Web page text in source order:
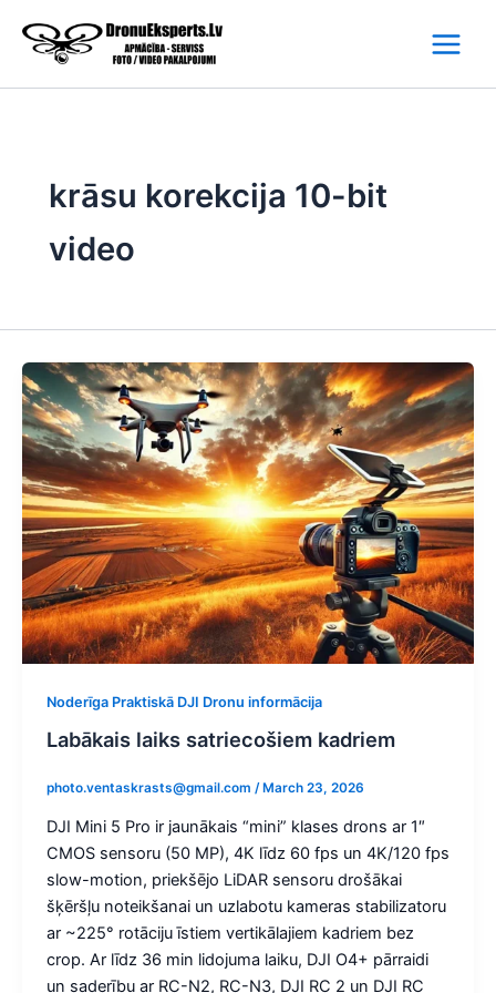
content
krāsu korekcija 10-bit
video
Noderīga Praktiskā DJI Dronu informācija
Labākais laiks satriecošiem kadriem
photo.ventaskrasts@gmail.com / March 23, 2026
DJI Mini 5 Pro ir jaunākais “mini” klases drons ar 1″
CMOS sensoru (50 MP), 4K līdz 60 fps un 4K/120 fps
slow-motion, priekšējo LiDAR sensoru drošākai
šķēršļu noteikšanai un uzlabotu kameras stabilizatoru
ar ~225° rotāciju īstiem vertikālajiem kadriem bez
crop. Ar līdz 36 min lidojuma laiku, DJI O4+ pārraidi
un saderību ar RC-N2, RC-N3, DJI RC 2 un DJI RC